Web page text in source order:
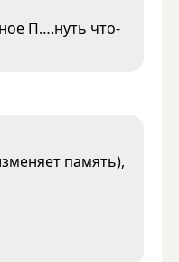
П….нуть что-
память),